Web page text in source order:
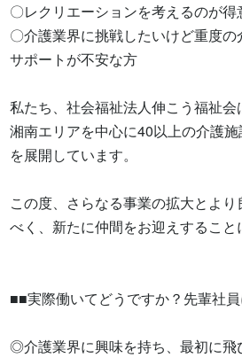
〇レクリエーションを考えるのが
〇介護業界に挑戦したいけど重度
サポートが不安な方
私たち、社会福祉法人伸こう福祉
湘南エリアを中心に40以上の介護
を展開しています。
この度、さらなる事業の拡大とよ
べく、新たに仲間をお迎えすること
■■実際働いてどうですか？先輩社
◎介護業界に興味を持ち、最初に飛